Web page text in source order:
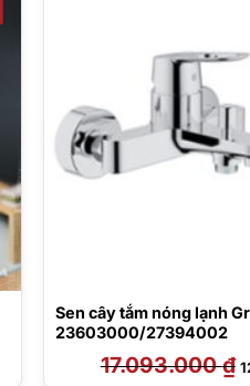
Sen cây tắm nóng lạnh
23603000/27394002
17.093.000₫